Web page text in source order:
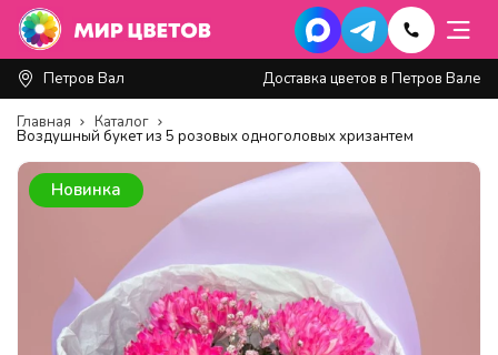
Петров Вал Доставка цветов в Петров Вале
Главная Каталог
Воздушный букет из 5 розовых одноголовых хризантем
Новинка